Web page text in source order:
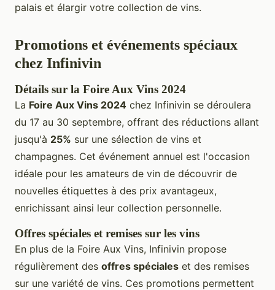
palais et élargir votre collection de vins.
Promotions et événements spéciaux
chez Infinivin
Détails sur la Foire Aux Vins 2024
La Foire Aux Vins 2024 chez Infinivin se déroulera
du 17 au 30 septembre, offrant des réductions allant
jusqu'à 25% sur une sélection de vins et
champagnes. Cet événement annuel est l'occasion
idéale pour les amateurs de vin de découvrir de
nouvelles étiquettes à des prix avantageux,
enrichissant ainsi leur collection personnelle.
Offres spéciales et remises sur les vins
En plus de la Foire Aux Vins, Infinivin propose
régulièrement des offres spéciales et des remises
sur une variété de vins. Ces promotions permettent